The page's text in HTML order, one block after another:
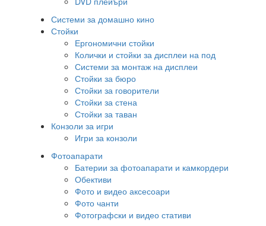
Системи за домашно кино
Стойки
Ергономични стойки
Колички и стойки за дисплеи на под
Системи за монтаж на дисплеи
Стойки за бюро
Стойки за говорители
Стойки за стена
Стойки за таван
Конзоли за игри
Игри за конзоли
Фотоапарати
Батерии за фотоапарати и камкордери
Обективи
Фото и видео аксесоари
Фото чанти
Фотографски и видео стативи